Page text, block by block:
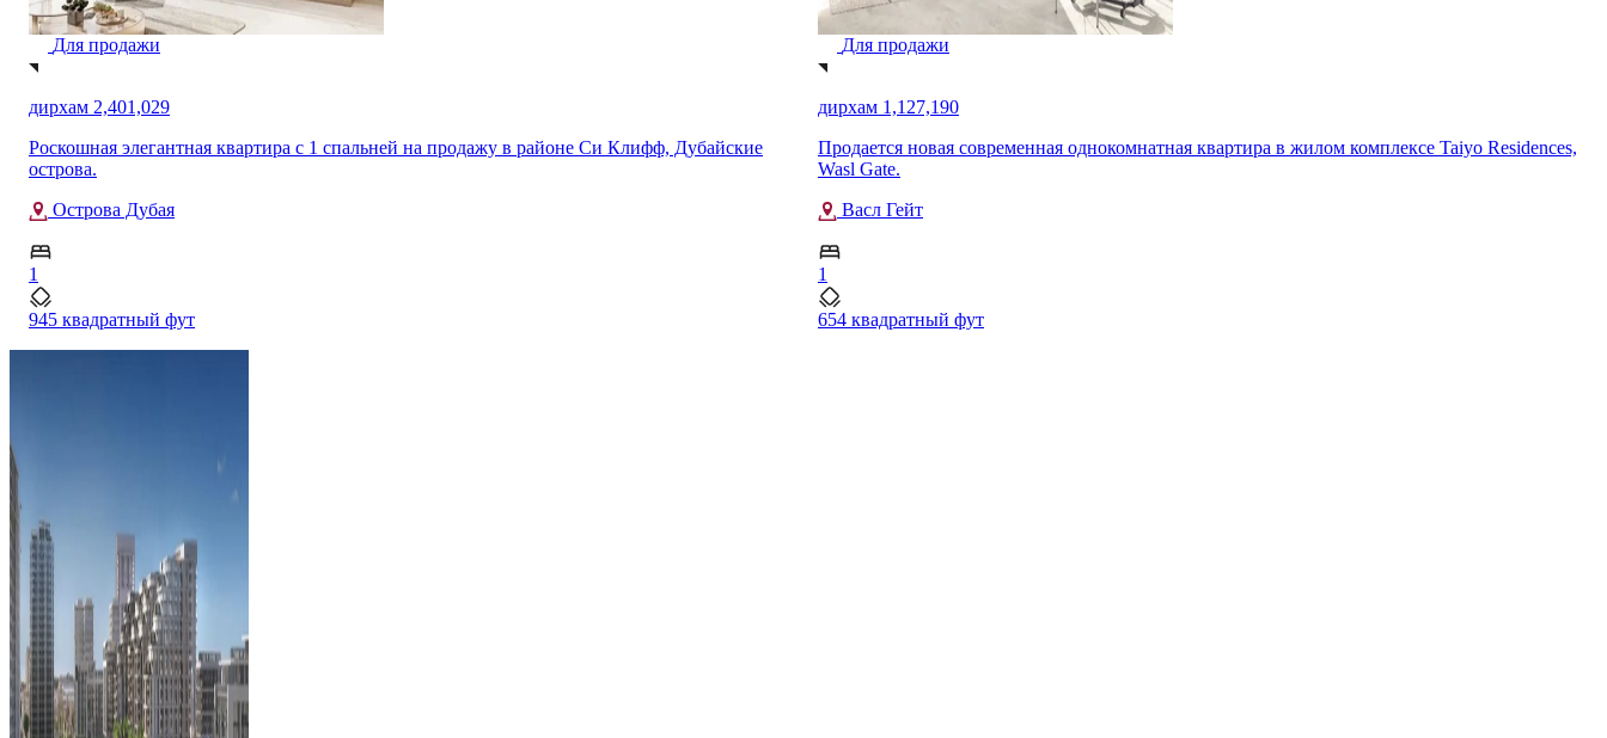
Для продажи
дирхам 1,127,190
Продается новая современная однокомнатная квартира в жилом комплексе Taiyo Residences,
Wasl Gate.
Васл Гейт
1
654 квадратный фут
Для продажи
дирхам 1,952,888
Роскошная брендовая квартира с 1 спальней на продажу в районе Амаал 8, промышленная
зона Рас-эль-Хор 1.
Рас-эль-Хор
1
922 квадратный фут